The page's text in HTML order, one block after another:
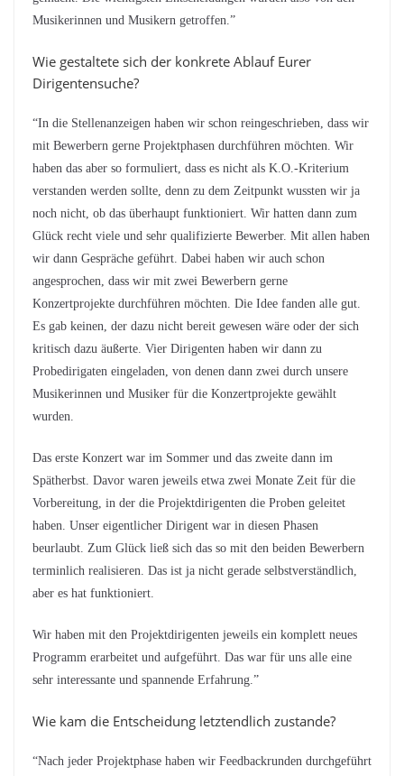
Musikerinnen und Musikern getroffen.”
Wie gestaltete sich der konkrete Ablauf Eurer
Dirigentensuche?
“In die Stellenanzeigen haben wir schon reingeschrieben, dass wir
mit Bewerbern gerne Projektphasen durchführen möchten. Wir
haben das aber so formuliert, dass es nicht als K.O.-Kriterium
verstanden werden sollte, denn zu dem Zeitpunkt wussten wir ja
noch nicht, ob das überhaupt funktioniert. Wir hatten dann zum
Glück recht viele und sehr qualifizierte Bewerber. Mit allen haben
wir dann Gespräche geführt. Dabei haben wir auch schon
angesprochen, dass wir mit zwei Bewerbern gerne
Konzertprojekte durchführen möchten. Die Idee fanden alle gut.
Es gab keinen, der dazu nicht bereit gewesen wäre oder der sich
kritisch dazu äußerte. Vier Dirigenten haben wir dann zu
Probedirigaten eingeladen, von denen dann zwei durch unsere
Musikerinnen und Musiker für die Konzertprojekte gewählt
wurden.
Das erste Konzert war im Sommer und das zweite dann im
Spätherbst. Davor waren jeweils etwa zwei Monate Zeit für die
Vorbereitung, in der die Projektdirigenten die Proben geleitet
haben. Unser eigentlicher Dirigent war in diesen Phasen
beurlaubt. Zum Glück ließ sich das so mit den beiden Bewerbern
terminlich realisieren. Das ist ja nicht gerade selbstverständlich,
aber es hat funktioniert.
Wir haben mit den Projektdirigenten jeweils ein komplett neues
Programm erarbeitet und aufgeführt. Das war für uns alle eine
sehr interessante und spannende Erfahrung.”
Wie kam die Entscheidung letztendlich zustande?
“Nach jeder Projektphase haben wir Feedbackrunden durchgeführt